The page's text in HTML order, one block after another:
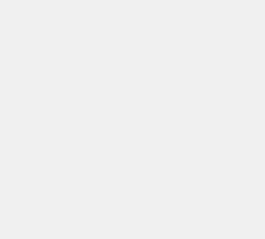
В
В